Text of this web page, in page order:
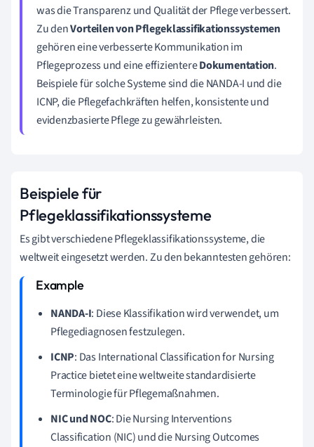
was die Transparenz und Qualität der Pflege verbessert.
Zu denVorteilen von Pflegeklassifikationssystemen
gehören eine verbesserte Kommunikation im
Pflegeprozess und eine effizientereDokumentation.
Beispiele für solche Systeme sind die NANDA-I und die
ICNP, die Pflegefachkräften helfen, konsistente und
evidenzbasierte Pflege zu gewährleisten.
Beispiele für
Pflegeklassifikationssysteme
Es gibt verschiedene Pflegeklassifikationssysteme, die
weltweit eingesetzt werden. Zu den bekanntesten gehören:
NANDA-I: Diese Klassifikation wird verwendet, um
Pflegediagnosen festzulegen.
ICNP: Das International Classification for Nursing
Practice bietet eine weltweite standardisierte
Terminologie für Pflegemaßnahmen.
NIC und NOC: Die Nursing Interventions
Classification (NIC) und die Nursing Outcomes